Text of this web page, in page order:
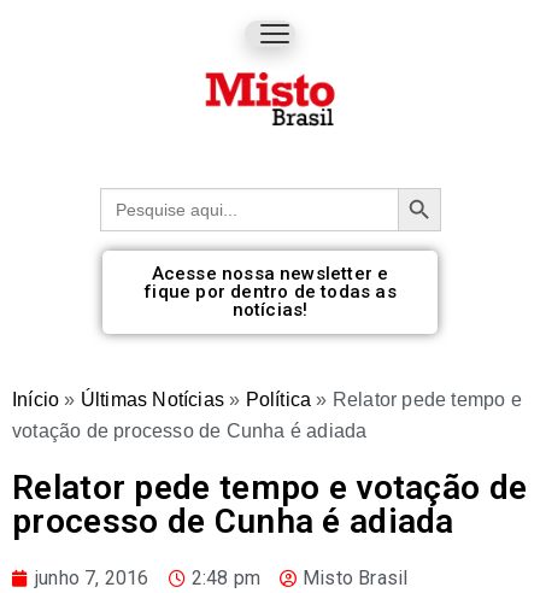
Procurar: Botão de pesquisa
Acesse nossa newsletter e
fique por dentro de todas as
notícias!
Início » Últimas Notícias » Política » Relator pede tempo e
votação de processo de Cunha é adiada
Relator pede tempo e votação de
processo de Cunha é adiada
junho 7, 2016 2:48 pm Misto Brasil